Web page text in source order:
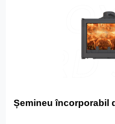
Șemineu încorporabil